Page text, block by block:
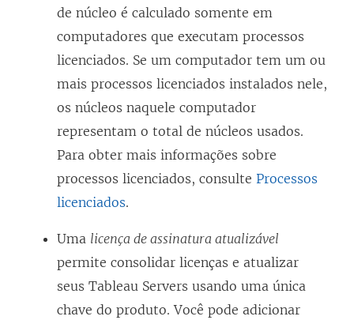
de núcleo é calculado somente em
computadores que executam processos
licenciados. Se um computador tem um ou
mais processos licenciados instalados nele,
os núcleos naquele computador
representam o total de núcleos usados.
Para obter mais informações sobre
processos licenciados, consulte Processos
licenciados.
Uma licença de assinatura atualizável
permite consolidar licenças e atualizar
seus Tableau Servers usando uma única
chave do produto. Você pode adicionar